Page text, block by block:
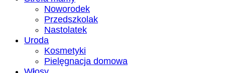
Noworodek
Przedszkolak
Nastolatek
Uroda
Kosmetyki
Pielęgnacja domowa